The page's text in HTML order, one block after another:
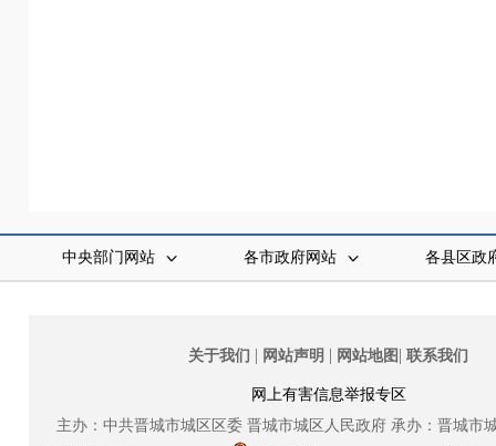
中央部门网站 各市政府网站 各县区政
关于我们 | 网站声明 | 网站地图 | 联系我们
网上有害信息举报专区
主办：中共晋城市城区区委 晋城市城区人民政府 承办：晋城市